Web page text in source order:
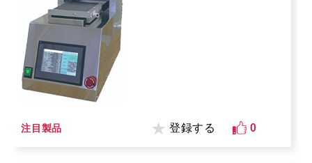
注目製品 登録する 0